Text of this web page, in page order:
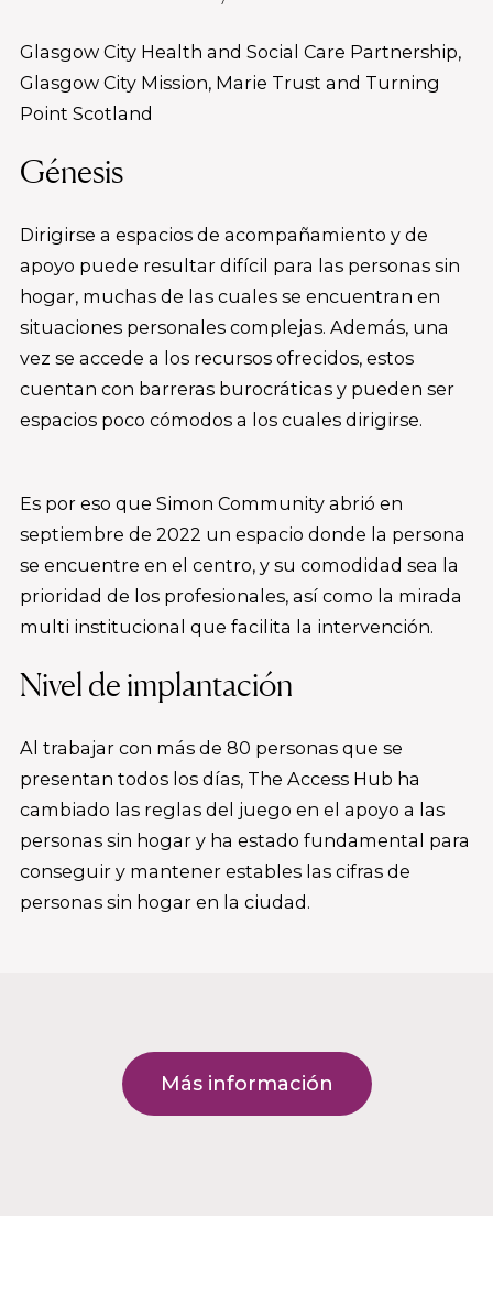
Glasgow City Health and Social Care Partnership,
Glasgow City Mission, Marie Trust and Turning
Point Scotland
Génesis
Dirigirse a espacios de acompañamiento y de
apoyo puede resultar difícil para las personas sin
hogar, muchas de las cuales se encuentran en
situaciones personales complejas. Además, una
vez se accede a los recursos ofrecidos, estos
cuentan con barreras burocráticas y pueden ser
espacios poco cómodos a los cuales dirigirse.
Es por eso que Simon Community abrió en
septiembre de 2022 un espacio donde la persona
se encuentre en el centro, y su comodidad sea la
prioridad de los profesionales, así como la mirada
multi institucional que facilita la intervención.
Nivel de implantación
Al trabajar con más de 80 personas que se
presentan todos los días, The Access Hub ha
cambiado las reglas del juego en el apoyo a las
personas sin hogar y ha estado fundamental para
conseguir y mantener estables las cifras de
personas sin hogar en la ciudad.
Más información